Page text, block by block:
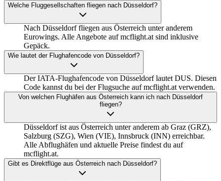
Welche Fluggesellschaften fliegen nach Düsseldorf?
Nach Düsseldorf fliegen aus Österreich unter anderem
Eurowings. Alle Angebote auf mcflight.at sind inklusive
Gepäck.
Wie lautet der Flughafencode von Düsseldorf?
Der IATA-Flughafencode von Düsseldorf lautet DUS. Diesen
Code kannst du bei der Flugsuche auf mcflight.at verwenden.
Von welchen Flughäfen aus Österreich kann ich nach Düsseldorf
fliegen?
Düsseldorf ist aus Österreich unter anderem ab Graz (GRZ),
Salzburg (SZG), Wien (VIE), Innsbruck (INN) erreichbar.
Alle Abflughäfen und aktuelle Preise findest du auf
mcflight.at.
Gibt es Direktflüge aus Österreich nach Düsseldorf?